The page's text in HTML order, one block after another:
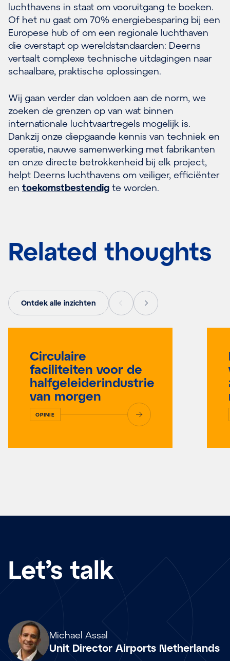
luchthavens in staat om vooruitgang te boeken.
Of het nu gaat om 70% energiebesparing bij een
Europese hub of om een regionale luchthaven
die overstapt op wereldstandaarden: Deerns
vertaalt complexe technische uitdagingen naar
schaalbare, praktische oplossingen.
Wij gaan verder dan voldoen aan de norm, we
zoeken de grenzen op van wat binnen
internationale luchtvaartregels mogelijk is.
Dankzij onze diepgaande kennis van techniek en
operatie, nauwe samenwerking met fabrikanten
en onze directe betrokkenheid bij elk project,
helpt Deerns luchthavens om veiliger, efficiënter
en toekomstbestendig te worden.
Related thoughts
Ontdek alle inzichten
Circulaire
faciliteiten voor de
halfgeleiderindustrie
van morgen
OPINIE
Let’s talk
Michael Assal
Unit Director Airports Netherlands
Array